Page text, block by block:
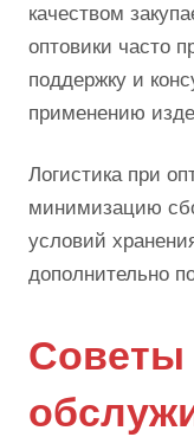
качеством
оптовики часто
поддержку и
применению
Логистика при
минимизацию
условий
дополнительно
Советы